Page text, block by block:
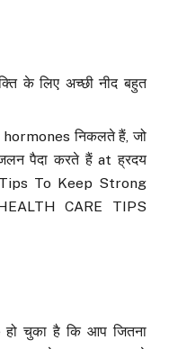
के लिए अच्छी नीद बहुत
hormones निकलते हैं, जो
पैदा करते हैं at ह्रदय
To Keep Strong
CARE TIPS
चुका है कि आप जितना